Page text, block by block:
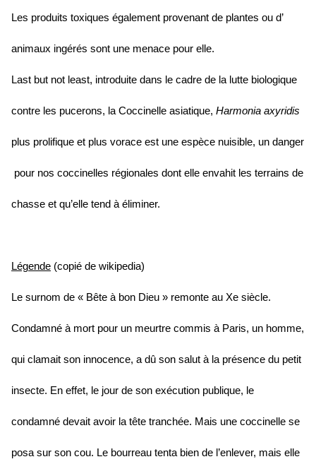
Les produits toxiques également provenant de plantes ou d’
animaux ingérés sont une menace pour elle.
Last but not least, introduite dans le cadre de la lutte biologique
contre les pucerons, la Coccinelle asiatique, Harmonia axyridis
plus prolifique et plus vorace est une espèce nuisible, un danger
pour nos coccinelles régionales dont elle envahit les terrains de
chasse et qu’elle tend à éliminer.
Légende (copié de wikipedia)
Le surnom de « Bête à bon Dieu » remonte au Xe siècle.
Condamné à mort pour un meurtre commis à Paris, un homme,
qui clamait son innocence, a dû son salut à la présence du petit
insecte. En effet, le jour de son exécution publique, le
condamné devait avoir la tête tranchée. Mais une coccinelle se
posa sur son cou. Le bourreau tenta bien de l’enlever, mais elle